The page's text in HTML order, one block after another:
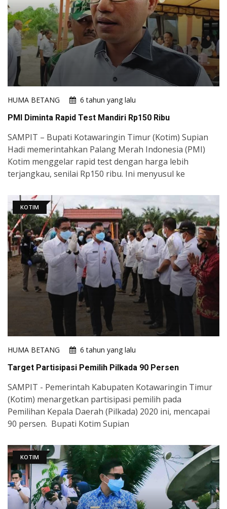
HUMA BETANG
6 tahun yang lalu
PMI Diminta Rapid Test Mandiri Rp150 Ribu
SAMPIT – Bupati Kotawaringin Timur (Kotim) Supian
Hadi memerintahkan Palang Merah Indonesia (PMI)
Kotim menggelar rapid test dengan harga lebih
terjangkau, senilai Rp150 ribu. Ini menyusul ke
KOTIM
HUMA BETANG
6 tahun yang lalu
Target Partisipasi Pemilih Pilkada 90 Persen
SAMPIT - Pemerintah Kabupaten Kotawaringin Timur
(Kotim) menargetkan partisipasi pemilih pada
Pemilihan Kepala Daerah (Pilkada) 2020 ini, mencapai
90 persen. Bupati Kotim Supian
KOTIM